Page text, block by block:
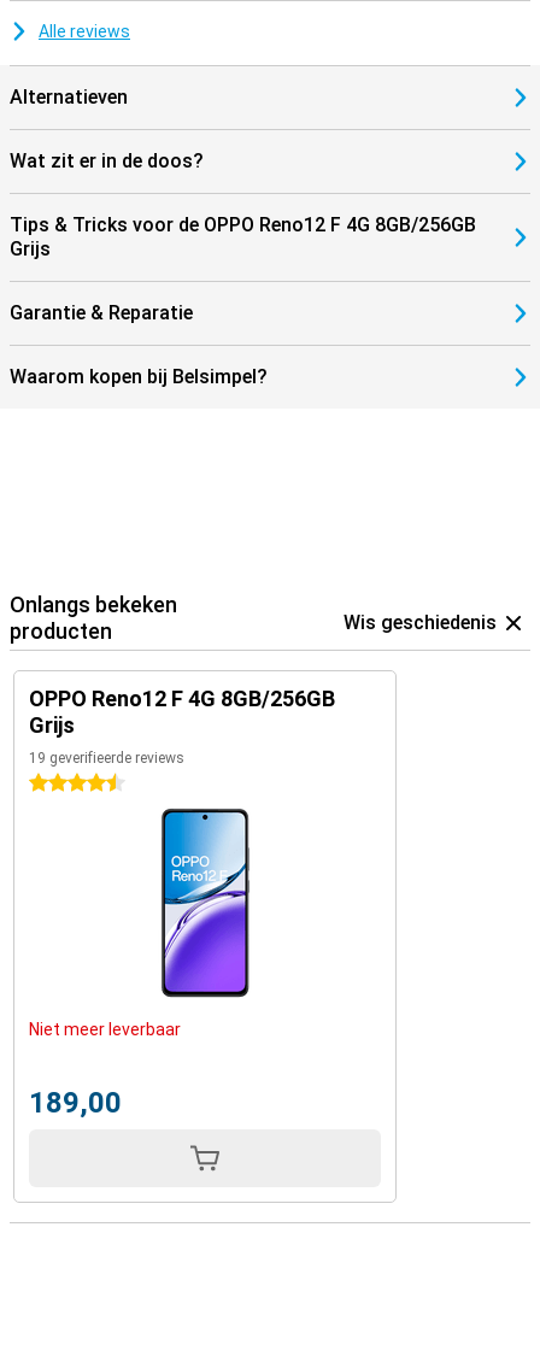
Alle reviews
Alternatieven
Wat zit er in de doos?
Tips & Tricks voor de OPPO Reno12 F 4G 8GB/256GB
Grijs
Garantie & Reparatie
Waarom kopen bij Belsimpel?
Onlangs bekeken
producten
Wis geschiedenis
OPPO Reno12 F 4G 8GB/256GB
Grijs
19 geverifieerde reviews
4.5 sterren
Niet meer leverbaar
189,00